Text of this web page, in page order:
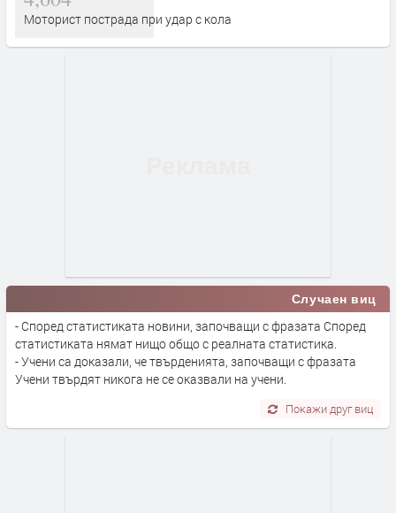
Моторист пострада при удар с кола
Случаен виц
- Според статистиката новини, започващи с фразата Според
статистиката нямат нищо общо с реалната статистика.
- Учени са доказали, че твърденията, започващи с фразата
Учени твърдят никога не се оказвали на учени.
Покажи друг виц